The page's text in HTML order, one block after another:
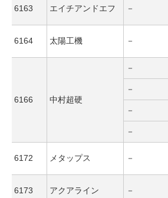
6163 エイチアンドエフ －
6164 太陽工機 －
6166 中村超硬
－
－
－
－
6172 メタップス －
6173 アクアライン －